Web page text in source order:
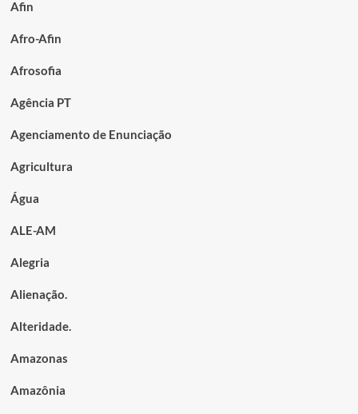
Afin
Afro-Afin
Afrosofia
Agência PT
Agenciamento de Enunciação
Agricultura
Água
ALE-AM
Alegria
Alienação.
Alteridade.
Amazonas
Amazônia